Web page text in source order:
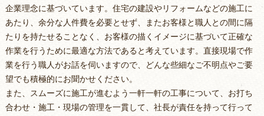
企業理念に基づいています。住宅の建設やリフォームなどの施工に
あたり、余分な人件費を必要とせず、またお客様と職人との間に隔
たりを持たせることなく、お客様の描くイメージに基づいて正確な
作業を行うために最適な方法であると考えています。直接現場で作
業を行う職人がお話を伺いますので、どんな些細なご不明点やご要
望でも積極的にお聞かせください。
また、スムーズに施工が進むよう一軒一軒の工事について、お打ち
合わせ・施工・現場の管理を一貫して、社長が責任を持って行って